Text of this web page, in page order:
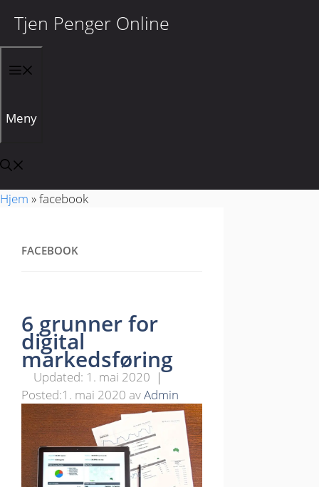
Hopp til innhold
Tjen Penger Online
Meny
Hjem »facebook
FACEBOOK
6 grunner for
digital
markedsføring
1. mai 2020
1. mai 2020 avAdmin